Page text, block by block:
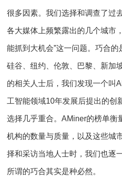
很多因素。我们选择和调查了过
各大媒体上频繁露出的几个城市
能抓到大机会”这一问题。巧合的
硅谷、纽约、伦敦、巴黎、新加
的相关人士后，我们发现一个叫
工智能领域10年发展后提出的创
选择几乎重合。AMiner的榜单衡
机构的数量与质量，以及这些
择和采访当地人士时，我们也逐
所谓的巧合其实是种必然。